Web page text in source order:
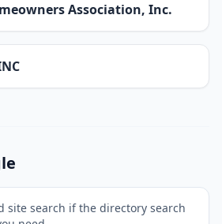
Association, Inc.
site search if the directory search